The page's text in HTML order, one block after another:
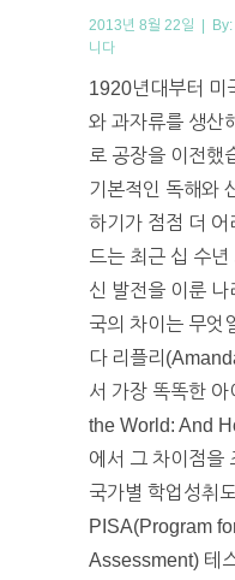
2013년 8월 22일 | By:
니다
1920년대부터 미
와 과자류를 생산
로 공장을 이전했
기본적인 독해와
하기가 점점 더
드는 최근 십 수
신 발전을 이룬 나
국의 차이는 무엇
다 리플리
서 가장 똑똑한
the World: And
에서 그 차이점을
국가별 학업성취
PISA(Program
Assessment) 테